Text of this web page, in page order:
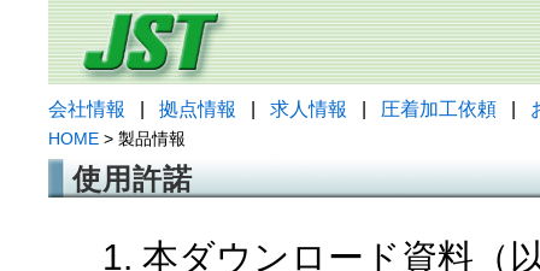
会社情報 拠点情報 求人情報 圧着加工依頼
HOME > 製品情報
使用許諾
1. 本ダウンロード資料（